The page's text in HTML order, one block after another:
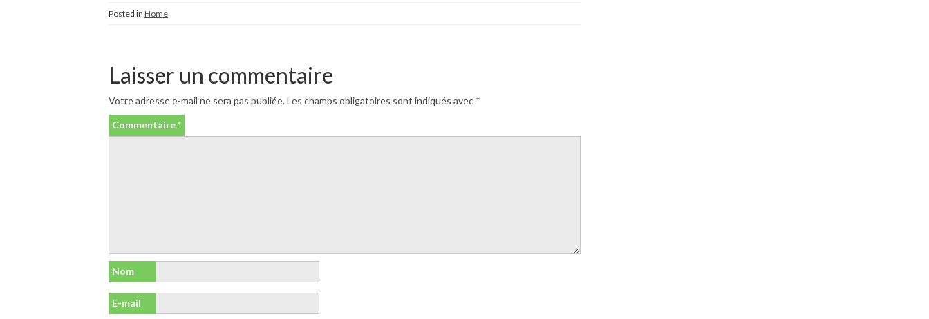
Posted in Home
Laisser un commentaire
Votre adresse e-mail ne sera pas publiée.Les champs obligatoires sont indiqués avec *
Commentaire*
Nom
E-mail